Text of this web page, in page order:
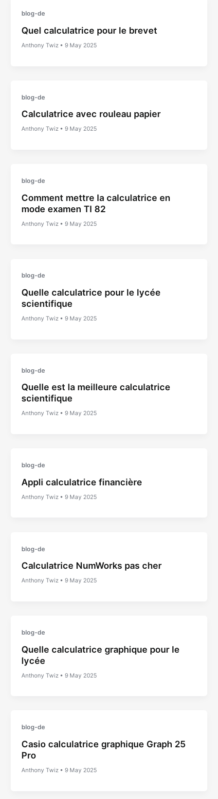
blog-de
Quel calculatrice pour le brevet
Anthony Twiz •9 May 2025
blog-de
Calculatrice avec rouleau papier
Anthony Twiz •9 May 2025
blog-de
Comment mettre la calculatrice en
mode examen TI 82
Anthony Twiz •9 May 2025
blog-de
Quelle calculatrice pour le lycée
scientifique
Anthony Twiz •9 May 2025
blog-de
Quelle est la meilleure calculatrice
scientifique
Anthony Twiz •9 May 2025
blog-de
Appli calculatrice financière
Anthony Twiz •9 May 2025
blog-de
Calculatrice NumWorks pas cher
Anthony Twiz •9 May 2025
blog-de
Quelle calculatrice graphique pour le
lycée
Anthony Twiz •9 May 2025
blog-de
Casio calculatrice graphique Graph 25
Pro
Anthony Twiz •9 May 2025